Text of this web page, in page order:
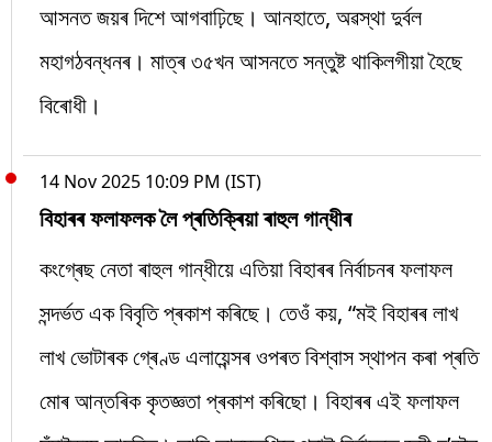
আসনত জয়ৰ দিশে আগবাঢ়িছে। আনহাতে, অৱস্থা দুৰ্বল
মহাগঠবন্ধনৰ। মাত্ৰ ৩৫খন আসনতে সন্তুষ্ট থাকিলগীয়া হৈছে
বিৰোধী।
14 Nov 2025 10:09 PM (IST)
বিহাৰৰ ফলাফলক লৈ প্ৰতিক্ৰিয়া ৰাহুল গান্ধীৰ
কংগ্ৰেছ নেতা ৰাহুল গান্ধীয়ে এতিয়া বিহাৰৰ নিৰ্বাচনৰ ফলাফল
সন্দৰ্ভত এক বিবৃতি প্ৰকাশ কৰিছে। তেওঁ কয়, “মই বিহাৰৰ লাখ
লাখ ভোটাৰক গ্ৰেণ্ড এলায়েন্সৰ ওপৰত বিশ্বাস স্থাপন কৰা প্ৰতি
মোৰ আন্তৰিক কৃতজ্ঞতা প্ৰকাশ কৰিছো। বিহাৰৰ এই ফলাফল